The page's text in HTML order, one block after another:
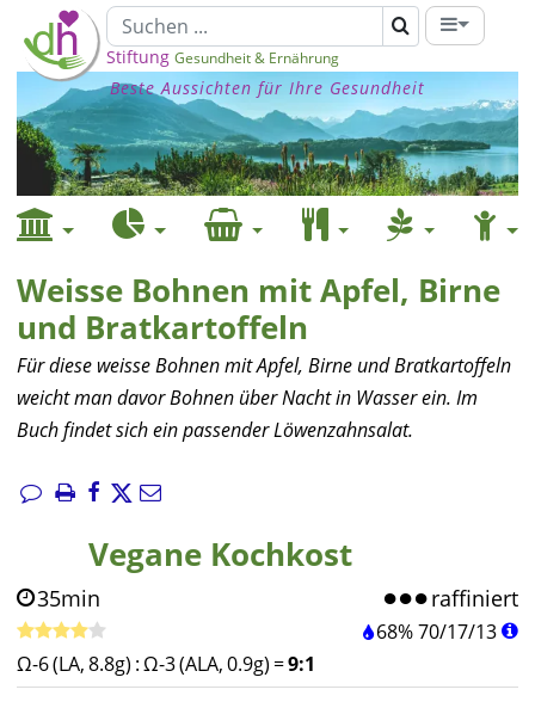
Stiftung Gesundheit & Ernährung
Beste Aussichten für Ihre Gesundheit
Weisse Bohnen mit Apfel, Birne
und Bratkartoffeln
Für diese weisse Bohnen mit Apfel, Birne und Bratkartoffeln
weicht man davor Bohnen über Nacht in Wasser ein. Im
Buch findet sich ein passender Löwenzahnsalat.
Vegane Kochkost
35min raffiniert
68%70/17/13
Ω-6 (LA, 8.8g) :Ω-3 (ALA, 0.9g) =9:1